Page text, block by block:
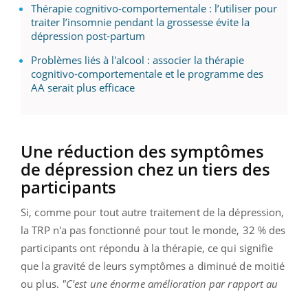
Thérapie cognitivo-comportementale : l’utiliser pour
traiter l’insomnie pendant la grossesse évite la
dépression post-partum
Problèmes liés à l'alcool : associer la thérapie
cognitivo-comportementale et le programme des
AA serait plus efficace
Une réduction des symptômes
de dépression chez un tiers des
participants
Si, comme pour tout autre traitement de la dépression,
la TRP n'a pas fonctionné pour tout le monde, 32 % des
participants ont répondu à la thérapie, ce qui signifie
que la gravité de leurs symptômes a diminué de moitié
ou plus. "C'est une énorme amélioration par rapport au